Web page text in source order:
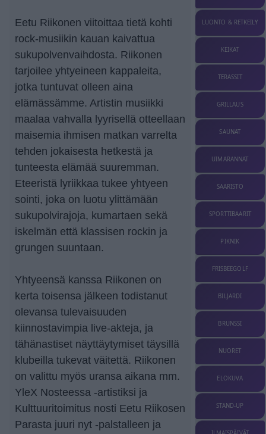
Eetu Riikonen viitoittaa tietä kohti
rock-musiikin kauan kaivattua
sukupolvenvaihdosta. Riikonen
tarjoilee yhtyeineen kappaleita,
jotka tuntuvat olleen aina
elämässämme. Artistin musiikki
maalaa vahvalla lyyrisellä otteellaan
maisemia ihmisen matkan varrelta
tehden jokaisesta hetkestä ja
tunteesta elämää suuremman.
Eteeristä lyriikkaa tukee yhtyeen
sointi, joka on luotu ylittämään
sukupolvirajoja, kumartaen sekä
iskelmän että klassisen rockin ja
grungen suuntaan.
Yhtyeensä kanssa Riikonen on
kerta toisensa jälkeen todistanut
olevansa tulevaisuuden
kiinnostavimpia live-akteja, ja
tähänastiset näyttäytymiset täysillä
klubeilla tukevat väitettä. Riikonen
on valittu myös uransa aikana mm.
YleX Nosteessa -artistiksi ja
Kulttuuritoimitus nosti Eetu Riikosen
Parasta juuri nyt -palstalleen ja
LUONTO & RETKEILY
KEIKAT
TERASSIT
GRILLAUS
SAUNAT
UIMARANNAT
SAARISTO
SPORTTIBAARIT
PIKNIK
FRISBEEGOLF
BILJARDI
BRUNSSI
NUORET
ELOKUVA
STAND-UP